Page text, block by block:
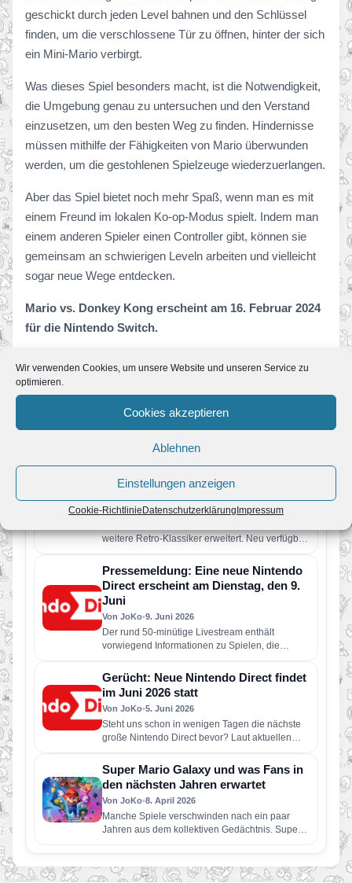
Wir verwenden Cookies, um unsere Website und unseren Service zu
optimieren.
Cookies akzeptieren
Ablehnen
Einstellungen anzeigen
Cookie-Richtlinie Datenschutzerklärung Impressum
geschickt durch jeden Level bahnen und den Schlüssel
finden, um die verschlossene Tür zu öffnen, hinter der sich
ein Mini-Mario verbirgt.
Was dieses Spiel besonders macht, ist die Notwendigkeit,
die Umgebung genau zu untersuchen und den Verstand
einzusetzen, um den besten Weg zu finden. Hindernisse
müssen mithilfe der Fähigkeiten von Mario überwunden
werden, um die gestohlenen Spielzeuge wiederzuerlangen.
Aber das Spiel bietet noch mehr Spaß, wenn man es mit
einem Freund im lokalen Ko-op-Modus spielt. Indem man
einem anderen Spieler einen Controller gibt, können sie
gemeinsam an schwierigen Leveln arbeiten und vielleicht
sogar neue Wege entdecken.
Mario vs. Donkey Kong erscheint am 16. Februar 2024
für die Nintendo Switch.
Ähnliche News
Nintendo Classics: Vier neue Retro-
Spiele ab sofort verfügbar – Wario
Land kehrt zurück
Von JoKo•11. Juli 2026
weitere Retro-Klassiker erweitert. Neu verfügbar
sind die folgenden Spiele: Wario Land: Super…
Pressemeldung: Eine neue Nintendo
Direct erscheint am Dienstag, den 9.
Juni
Von JoKo•9. Juni 2026
Der rund 50-minütige Livestream enthält
vorwiegend Informationen zu Spielen, die
dieses Jahr für Nintendo Switch 2 und Nintendo
Switch erscheinen…
Gerücht: Neue Nintendo Direct findet
im Juni 2026 statt
Von JoKo•5. Juni 2026
Steht uns schon in wenigen Tagen die nächste
große Nintendo Direct bevor? Laut aktuellen
Berichten soll Nintendo bereits…
Super Mario Galaxy und was Fans in
den nächsten Jahren erwartet
Von JoKo•8. April 2026
Manche Spiele verschwinden nach ein paar
Jahren aus dem kollektiven Gedächtnis. Super
Mario Galaxy nicht. Erschienen im November…